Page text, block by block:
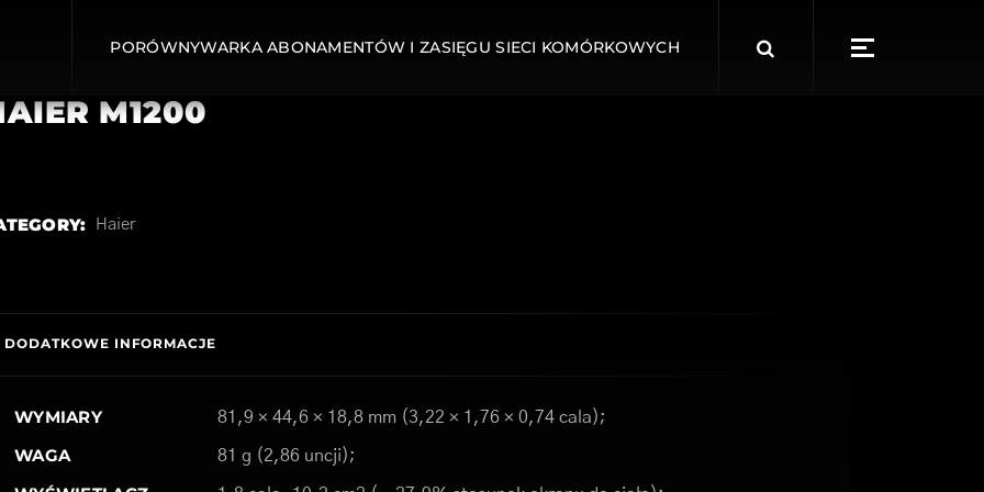
PORÓWNYWARKA ABONAMENTÓW I ZASIĘGU SIECI KOMÓRKOWYCH
for:
M1200
Haier
DODATKOWE INFORMACJE
WYMIARY 81,9 × 44,6 × 18,8 mm (3,22 × 1,76 × 0,74 cala);
WAGA 81 g (2,86 uncji);